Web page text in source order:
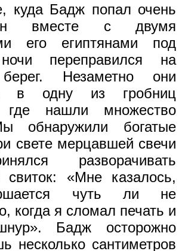
куда Бадж попал очень
вместе с двумя
его египтянами под
переправился на
Незаметно они
в одну из гробниц
где нашли множество
обнаружили богатые
свете мерцавшей свечи
разворачивать
свиток: «Мне казалось,
чуть ли не
когда я сломал печать и
Бадж осторожно
несколько сантиметров